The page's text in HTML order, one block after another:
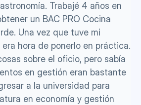
Trabajé 4 años en
un BAC PRO Cocina
Una vez que tuve mi
hora de ponerlo en práctica.
sobre el oficio, pero sabía
en gestión eran bastante
a la universidad para
en economía y gestión